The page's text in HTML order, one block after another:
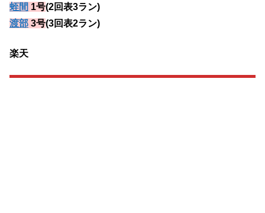
蛭間 1号(2回表3ラン)
渡部 3号(3回表2ラン)
楽天